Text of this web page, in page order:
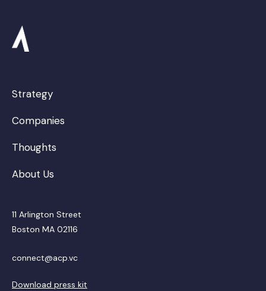
Strategy
Companies
Thoughts
About Us
11 Arlington Street
Boston MA 02116
connect@acp.vc
Download press kit